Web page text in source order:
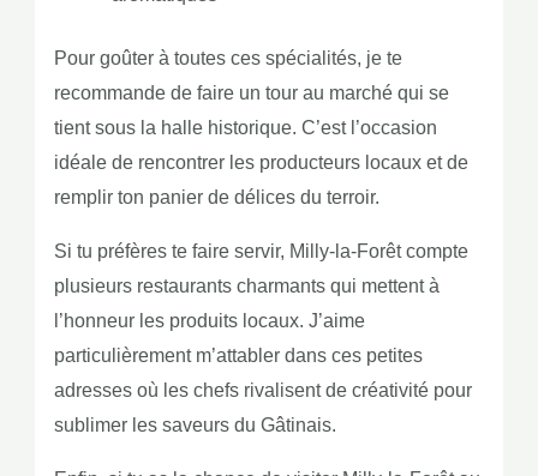
Pour goûter à toutes ces spécialités, je te
recommande de faire un tour au marché qui se
tient sous la halle historique. C’est l’occasion
idéale de rencontrer les producteurs locaux et de
remplir ton panier de délices du terroir.
Si tu préfères te faire servir, Milly-la-Forêt compte
plusieurs restaurants charmants qui mettent à
l’honneur les produits locaux. J’aime
particulièrement m’attabler dans ces petites
adresses où les chefs rivalisent de créativité pour
sublimer les saveurs du Gâtinais.